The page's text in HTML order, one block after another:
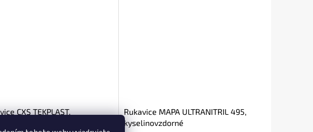
CXS TEKPLAST,
Rukavice MAPA ULTRANITRIL 495,
kyselinovzdorné